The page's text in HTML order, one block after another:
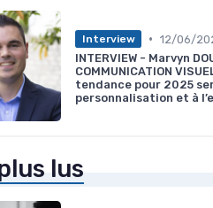
Interview • 12/06/
INTERVIEW - Marvyn
COMMUNICATION
tendance pour 2025
personnalisation et à
lus